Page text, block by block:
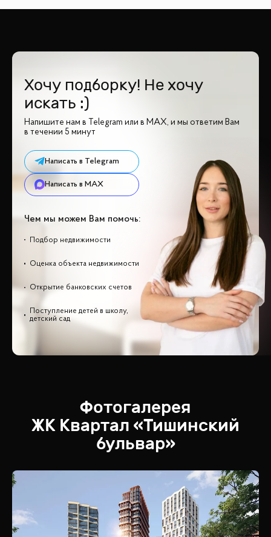
Хочу подборку! Не хочу
искать :)
Напишите нам в Telegram или в MAX, и мы ответим Вам
в течении 5 минут
Написать в Telegram
Написать в MAX
Чем мы можем Вам помочь:
Подбор недвижимости
Оценка объекта недвижимости
Открытие банковских счетов
Поступление детей в школу,
детский сад
Фотогалерея
ЖК Квартал «Тишинский
бульвар»